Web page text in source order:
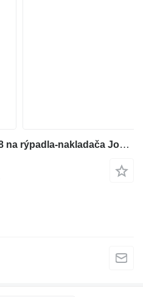
Kľukový hriadeľ RE504638 na rýpadla-nakladača John Deere 310G